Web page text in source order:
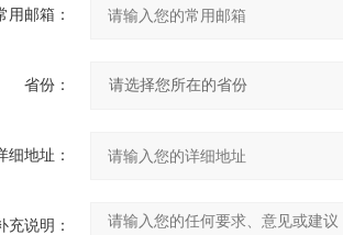
用邮箱：
省份：
细地址：
充说明：